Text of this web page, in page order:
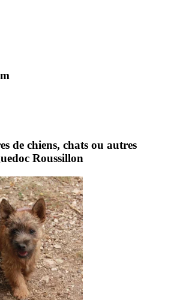
de chiens, chats ou autres
Roussillon